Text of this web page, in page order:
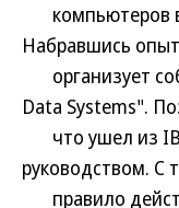
компьютеров в
Набравшись
организует
Data Systems".
что ушел из
руководством. С
правило